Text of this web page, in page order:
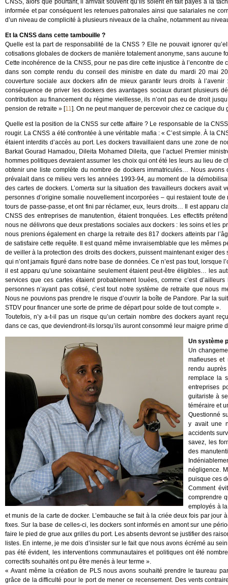
CNSS, alors que pourtant, il arrivait souvent qu’ils soient en fait payés à la
informée et par conséquent les retenues patronales ainsi que salariales ne
d’un niveau de complicité à plusieurs niveaux de la chaîne, notamment au
Et la CNSS dans cette tambouille ?
Quelle est la part de responsabilité de la CNSS ? Elle ne pouvait ignorer
cotisations globales de dockers de manière totalement anonyme, sans aucune
Cette incohérence de la CNSS, pour ne pas dire cette injustice à l’encontre
dans son compte rendu du conseil des ministre en date du mardi 20 mai
couverture sociale aux dockers afin de mieux garantir leurs droits à
conséquence de priver les dockers des avantages sociaux durant plusieurs
contribution au financement du régime vieillesse, ils n’ont pas eu de droit
pension de retraite » [11]. On ne peut manquer de percevoir chez ce cacique
Quelle est la position de la CNSS sur cette affaire ? Le responsable de la
rougir. La CNSS a été confrontée à une véritable mafia : « C’est simple. À la
étaient interdits d’accès au port. Les dockers travaillaient dans une zone de
Barkat Gourad Hamadou, Dileita Mohamed Dileita, que l’actuel Premier
hommes politiques devraient assumer les choix qui ont été les leurs au lieu de
obtenir une liste complète du nombre de dockers immatriculés… Nous
prévalait dans ce milieu vers les années 1993-94, au moment de la
des cartes de dockers. L’omertasur la situation des travailleurs dockers avait
personnes d’origine somalie nouvellement incorporées – qui restaient toute
tours de passe-passe, et ont fini par réclamer, eux, leurs droits… Il est apparu
CNSS des entreprises de manutention, étaient tronquées. Les effectifs
nous ne délivrons que deux prestations sociales aux dockers : les soins et les
nous prenions également en charge la retraite des 817 dockers atteints par
de satisfaire cette requête. Il est quand même invraisemblable que les mêmes
de veiller à la protection des droits des dockers, puissent maintenant exiger
qui n’ont jamais figuré dans notre base de données. Ce n’est pas tout, lorsque
il est apparu qu’une soixantaine seulement étaient peut-être éligibles… les
services que ces cartes étaient probablement louées, comme c’est
personnes n’ayant pas cotisé, c’est tout notre système de retraite que nous
Nous ne pouvions pas prendre le risque d’ouvrir la boîte de Pandore. Par la
STDV pour financer une sorte de prime de départ pour solde de tout compte ».
Toutefois, n’y a-t-il pas un risque qu’un certain nombre des dockers ayant
dans ce cas, que deviendront-ils lorsqu’ils auront consommé leur maigre prime
Un système
Un
mafieuses et
rendu
remplace la
entreprises
guitariste à
téméraire et
Questionné
y avait une
accidents
savez, les
des
négligence.
puisque ces
Comment
comprendre
employés à
et munis de la carte de docker. L’embauche se fait à la criée deux fois par jour
fixes. Sur la base de celles-ci, les dockers sont informés en amont sur une
faire le pied de grue aux grilles du port. Les absents devront se justifier des
listes. En interne, je me dois d’insister sur le fait que nous avons écrémé au
pas été évident, les interventions communautaires et politiques ont été
correctifs souhaités ont pu être menés à leur terme ».
« Avant même la création de PLS nous avons souhaité prendre le taureau
grâce de la difficulté pour le port de mener ce recensement. Des vents